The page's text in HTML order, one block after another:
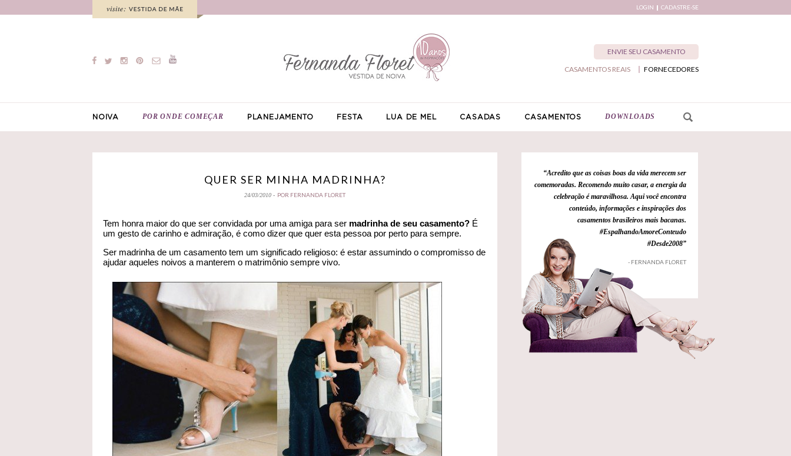
LOGIN CADASTRE-SE
ENVIE SEU CASAMENTO
FORNECEDORES
CASAMENTOS REAIS
NOIVA POR ONDE COMEÇAR PLANEJAMENTO FESTA LUA DE MEL CASADAS CASAMENTOS DOWNLOADS
QUER SER MINHA MADRINHA?
24/03/2010 - POR FERNANDA FLORET
Tem honra maior do que ser convidada por uma amiga para ser madrinha de seu casamento? É
um gesto de carinho e admiração, é como dizer que quer esta pessoa por perto para sempre.
Ser madrinha de um casamento tem um significado religioso: é estar assumindo o compromisso de
ajudar aqueles noivos a manterem o matrimônio sempre vivo.
“Acredito que as coisas boas da vida merecem ser
comemoradas. Recomendo muito casar, a energia da
celebração é maravilhosa. Aqui você encontra
conteúdo, informações e inspirações dos
casamentos brasileiros mais bacanas.
#EspalhandoAmoreConteudo
#Desde2008”
- FERNANDA FLORET